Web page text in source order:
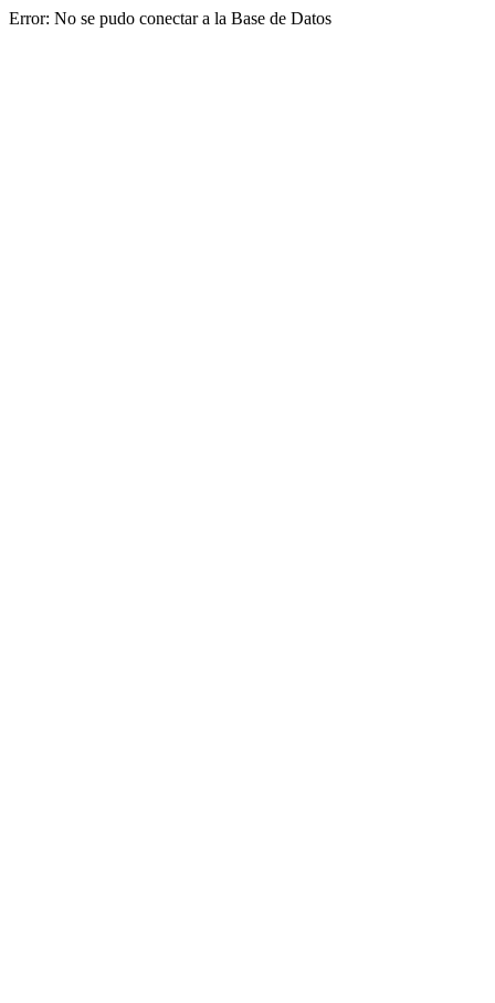
Error: No se pudo conectar a la Base de Datos